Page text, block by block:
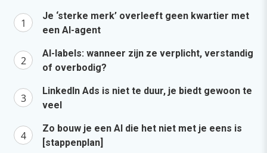
Je ‘sterke merk’ overleeft geen kwartier met
een AI-agent
AI-labels: wanneer zijn ze verplicht, verstandig
of overbodig?
LinkedIn Ads is niet te duur, je biedt gewoon te
veel
Zo bouw je een AI die het niet met je eens is
[stappenplan]